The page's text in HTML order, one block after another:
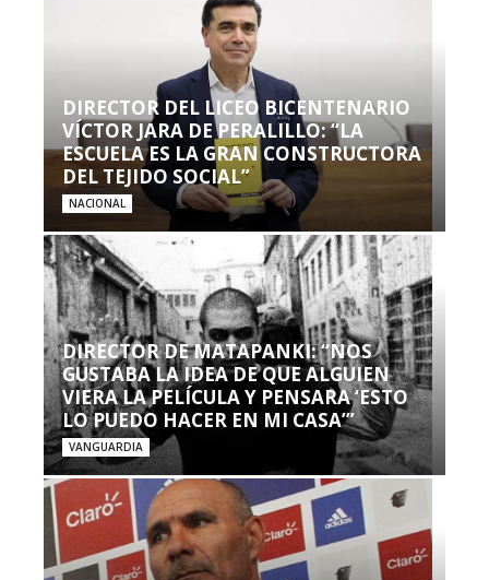
DIRECTOR DEL LICEO BICENTENARIO
VÍCTOR JARA DE PERALILLO: “LA
ESCUELA ES LA GRAN CONSTRUCTORA
DEL TEJIDO SOCIAL”
NACIONAL
DIRECTOR DE MATAPANKI: “NOS
GUSTABA LA IDEA DE QUE ALGUIEN
VIERA LA PELÍCULA Y PENSARA ‘ESTO
LO PUEDO HACER EN MI CASA’”
VANGUARDIA